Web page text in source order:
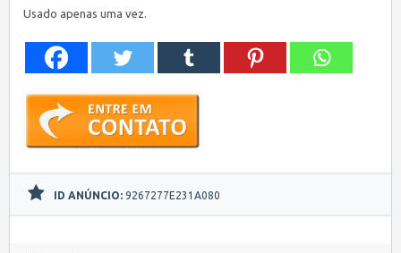
Usado apenas uma vez.
ID ANÚNCIO: 9267277E231A080